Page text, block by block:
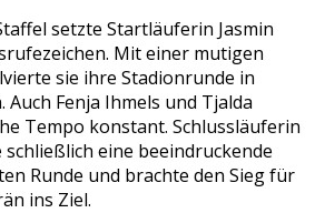
setzte Startläuferin Jasmin
Mit einer mutigen
sie ihre Stadionrunde in
Auch Fenja Ihmels und Tjalda
Tempo konstant. Schlussläuferin
schließlich eine beeindruckende
Runde und brachte den Sieg für
ins Ziel.